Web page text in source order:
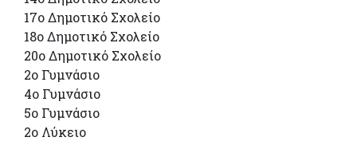
17ο Δημοτικό Σχολείο
18ο Δημοτικό Σχολείο
20ο Δημοτικό Σχολείο
2ο Γυμνάσιο
4ο Γυμνάσιο
5ο Γυμνάσιο
2ο Λύκειο